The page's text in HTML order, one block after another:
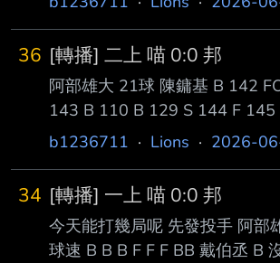
143 GO --
36 [轉播] 二上 喵 0:0 邦
阿部雄大 21球 陳鏞基 B 142
143 B 110 B 129 S 144 F
130 陳重羽 B 143 Sw 144 F
GO --
b1236711 · Lions · 2026-
34 [轉播] 一上 喵 0:0 邦
今天能打幾局呢 先發投手 阿部
球速 B B B F F F BB 戴伯丞 B